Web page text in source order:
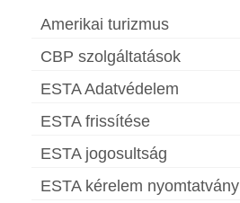
Amerikai turizmus
CBP szolgáltatások
ESTA Adatvédelem
ESTA frissítése
ESTA jogosultság
ESTA kérelem nyomtatvány